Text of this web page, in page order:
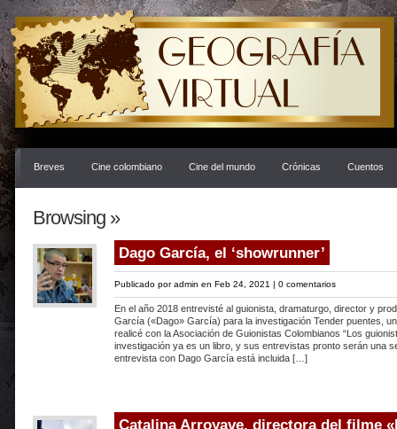
Breves Cine colombiano Cine del mundo Crónicas Cuentos
Browsing »
Dago García, el ‘showrunner’
Publicado poradmin en Feb 24, 2021 | 0 comentarios
En el año 2018 entrevisté al guionista, dramaturgo, director y
García («Dago» García) para la investigación Tender puentes,
realicé con la Asociación de Guionistas Colombianos “Los
investigación ya es un libro, y sus entrevistas pronto serán una
entrevista con Dago García está incluida […]
Catalina Arroyave, directora del filme